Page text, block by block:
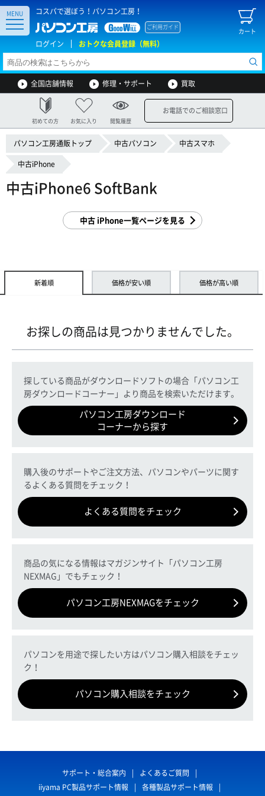
コスパで選ぼう！パソコン工房！
カート
ご利用ガイド
ログイン おトクな会員登録（無料）
MENU
全国店舗情報 修理・サポート 買取
初めての方 お気に入り 閲覧履歴
お電話でのご相談窓口
パソコン工房通販トップ 中古パソコン
中古スマホ
中古iPhone
中古iPhone6 SoftBank
中古 iPhone一覧ページを見る
新着順 価格が安い順 価格が高い順
お探しの商品は見つかりませんでした。
探している商品がダウンロードソフトの場合「パソコン工
房ダウンロードコーナー」より商品を検索いただけます。
パソコン工房ダウンロード
コーナーから探す
購入後のサポートやご注文方法、パソコンやパーツに関す
るよくある質問をチェック！
よくある質問をチェック
商品の気になる情報はマガジンサイト「パソコン工房
NEXMAG」でもチェック！
パソコン工房NEXMAGをチェック
パソコンを用途で探したい方はパソコン購入相談をチェッ
ク！
パソコン購入相談をチェック
サポート・総合案内
よくあるご質問
iiyama PC製品サポート情報
各種製品サポート情報